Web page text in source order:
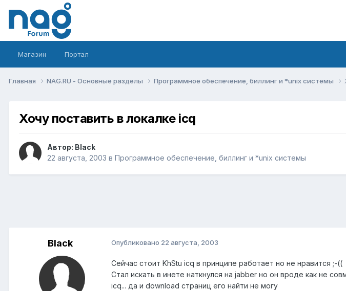
Магазин Портал
Главная NAG.RU - Основные разделы Программное обеспечение, биллинг и *unix системы
Хочу поставить в локалке icq
Автор: Black
22 августа, 2003 в Программное обеспечение, биллинг и *unix системы
Black Опубликовано 22 августа, 2003
Сейчас стоит KhStu icq в принципе работает но не нравится ;-((
Стал искать в инете наткнулся на jabber но он вроде как не
icq... да и download страниц его найти не могу